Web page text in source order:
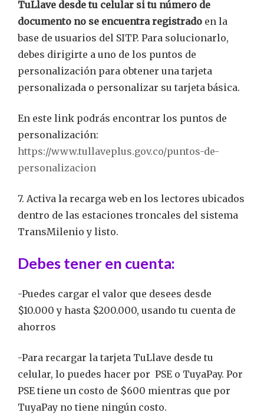
TuLlave desde tu celular si tu número de
documento no se encuentra registrado en la
base de usuarios del SITP. Para solucionarlo,
debes dirigirte a uno de los puntos de
personalización para obtener una tarjeta
personalizada o personalizar su tarjeta básica.
En este link podrás encontrar los puntos de
personalización:
https://www.tullaveplus.gov.co/puntos-de-
personalizacion
7. Activa la recarga web en los lectores ubicados
dentro de las estaciones troncales del sistema
TransMilenio y listo.
Debes tener en cuenta:
-Puedes cargar el valor que desees desde
$10.000 y hasta $200.000, usando tu cuenta de
ahorros
-Para recargar la tarjeta TuLlave desde tu
celular, lo puedes hacer por PSE o TuyaPay. Por
PSE tiene un costo de $600 mientras que por
TuyaPay no tiene ningún costo.